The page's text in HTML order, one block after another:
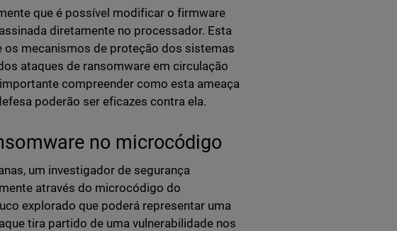
que é possível modificar o firmware
diretamente no processador. Esta
mecanismos de proteção dos sistemas
ataques de ransomware em circulação
compreender como esta ameaça
poderão ser eficazes contra ela.
no microcódigo
um investigador de segurança
através do microcódigo do
explorado que poderá representar uma
tira partido de uma vulnerabilidade nos